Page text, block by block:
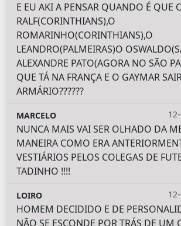
E EU AKI A PENSAR QUANDO É QUE
RALF(CORINTHIANS),O
ROMARINHO(CORINTHIANS),O
LEANDRO(PALMEIRAS)O
ALEXANDRE PATO(AGORA NO SÃO
QUE TÁ NA FRANÇA E O GAYMAR
ARMÁRIO??????
MARCELO
NUNCA MAIS VAI SER OLHADO DA
MANEIRA COMO ERA
VESTIÁRIOS PELOS COLEGAS DE
TADINHO !!!!
LOIRO
HOMEM DECIDIDO E DE
NÃO SE ESCONDE POR TRÁS DE UM